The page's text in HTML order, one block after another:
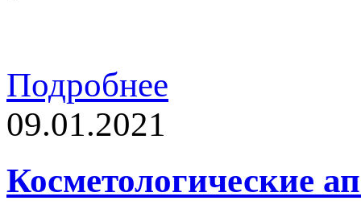
Подробнее
09.01.2021
Косметологические